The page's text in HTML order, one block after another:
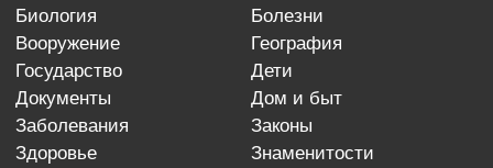
биология
болезни
вооружение
география
государство
дети
документы
дом и быт
заболевания
законы
здоровье
знаменитости